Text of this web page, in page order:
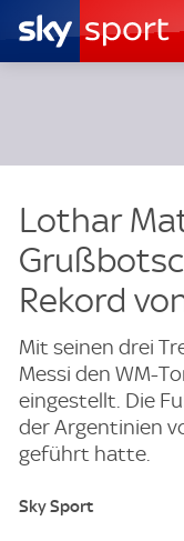
Lothar
Rekord
Mit seinen drei
Messi den WM-
eingestellt. Die
der Argentinien
geführt hatte.
Sky Sport